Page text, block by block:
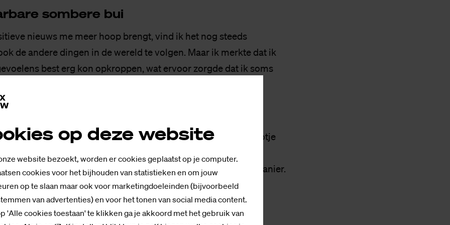
op deze website
website bezoekt, worden er cookies geplaatst op je computer.
cookies voor het bijhouden van statistieken en om jouw
op te slaan maar ook voor marketingdoeleinden (bijvoorbeeld
van advertenties) en voor het tonen van social media content.
'Alle cookies toestaan' te klikken ga je akkoord met het gebruik van
som­be­re bui
nieuws me meer hoop brengt, vind ik het nog steeds
de andere dingen in de wereld te volgen. Maar ik merkte dat ik
best erg kon opkroppen, wat ervoor zorgde dat ik soms
onverklaarbare sombere bui zat. En dat helpt uiteindelijk
daarin ook iets anders zoeken en werd ik door mijn huisgenootje
de presentatoren doen dat op een luchtige en realistische manier.
luisteren krijgen mijn gedachtes geen kans om er als een
over in te zitten.